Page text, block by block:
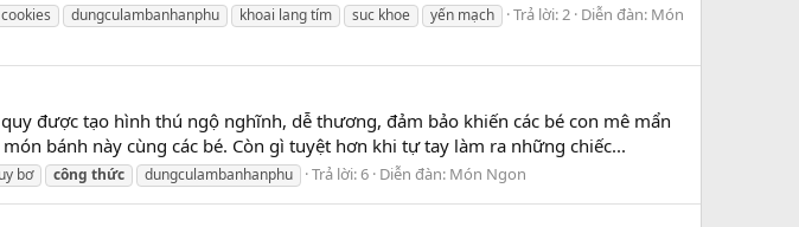
cookies dungculambanhanphu khoai lang tím suc khoe yến mạch Trả lời: 2 Diễn đàn: Món
được tạo hình thú ngộ nghĩnh, dễ thương, đảm bảo khiến các bé con mê mẩn
bánh này cùng các bé. Còn gì tuyệt hơn khi tự tay làm ra những chiếc...
bơ công thức dungculambanhanphu Trả lời: 6 Diễn đàn: Món Ngon